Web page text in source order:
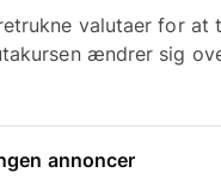
valutaer for at
ændrer sig
annoncer